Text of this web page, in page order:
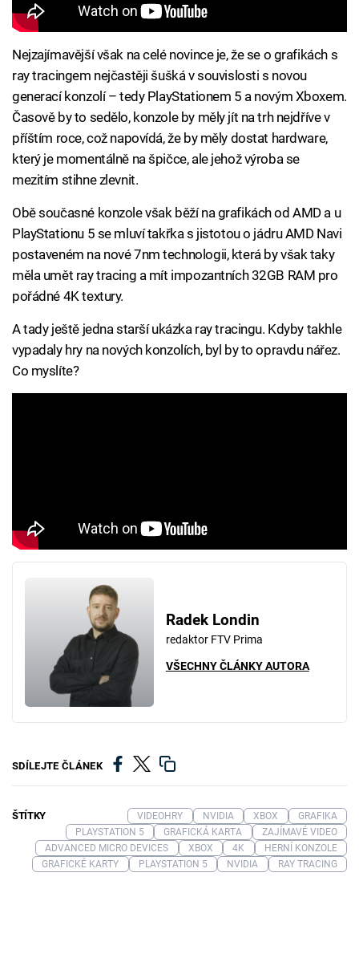
Nejzajímavější však na celé novince je, že se o grafikách s
ray tracingem nejčastěji šušká v souvislosti s novou
generací konzolí – tedy PlayStationem 5 a novým Xboxem.
Časově by to sedělo, konzole by měly jít na trh nejdříve v
příštím roce, což napovídá, že by měly dostat hardware,
který je momentálně na špičce, ale jehož výroba se
mezitím stihne zlevnit.
Obě současné konzole však běží na grafikách od AMD a u
PlayStationu 5 se mluví takřka s jistotou o jádru AMD Navi
postaveném na nové 7nm technologii, která by však taky
měla umět ray tracing a mít impozantních 32GB RAM pro
pořádné 4K textury.
A tady ještě jedna starší ukázka ray tracingu. Kdyby takhle
vypadaly hry na nových konzolích, byl by to opravdu nářez.
Co myslíte?
Radek Londin
redaktor FTV Prima
VŠECHNY ČLÁNKY AUTORA
SDÍLEJTE ČLÁNEK
ŠTÍTKY VIDEOHRY NVIDIA XBOX
GRAFIKA
PLAYSTATION 5
GRAFICKÁ KARTA
ZAJÍMAVÉ VIDEO
ADVANCED MICRO DEVICES
XBOX 4K
HERNÍ KONZOLE
GRAFICKÉ KARTY
PLAYSTATION 5 NVIDIA RAY TRACING